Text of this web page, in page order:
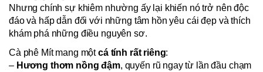
Nhưng chính sự khiêm nhường ấy lại khiến nó trở nên độc
đáo và hấp dẫn đối với những tâm hồn yêu cái đẹp và thích
khám phá những điều nguyên sơ.
Cà phê Mít mang mộtcá tính rất riêng:
– Hương thơm nồng đậm, quyến rũ ngay từ lần đầu chạm